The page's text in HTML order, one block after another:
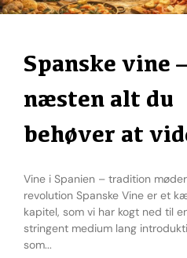
Spanske vine –
næsten alt du
behøver at
Vine i Spanien – tradition møder
revolution Spanske Vine er et
kapitel, som vi har kogt ned til
stringent medium lang
som